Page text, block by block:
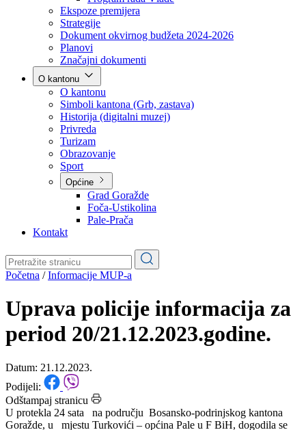
Vlada
Poslovnik
Program rada Vlade
Ekspoze premijera
Strategije
Dokument okvirnog budžeta 2024-2026
Planovi
Značajni dokumenti
O kantonu
O kantonu
Simboli kantona (Grb, zastava)
Historija (digitalni muzej)
Privreda
Turizam
Obrazovanje
Općine
Pale-Prača
Kontakt
Početna/Informacije MUP-a
Uprava policije informacija za
period 20/21.12.2023.godine.
Datum: 21.12.2023.
Podijeli: